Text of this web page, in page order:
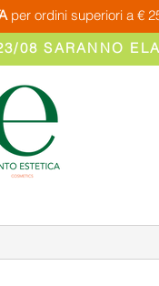
per ordini superiori a €
08 SARANNO